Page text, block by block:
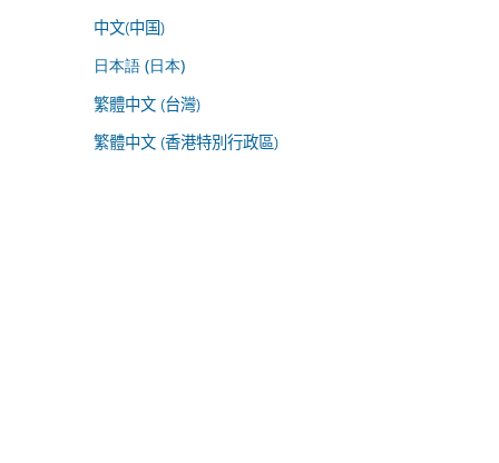
中文(中国)
日本語 (日本)
繁體中文 (台灣)
繁體中文 (香港特別行政區)